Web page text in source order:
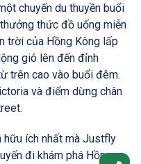
chuyến du thuyền buổi
thức đồ uống miễn
trời của Hồng Kông lấp
gió lên đến đỉnh
trên cao vào buổi đêm.
và điểm dừng chân
hữu ích nhất mà Justfly
đi khám phá Hồng